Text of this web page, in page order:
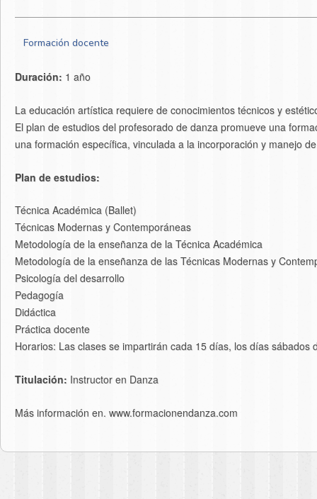
Formación docente
Duración: 1 año
La educación artística requiere de conocimientos técnicos y
El plan de estudios del profesorado de danza promueve una
una formación específica, vinculada a la incorporación y manejo
Plan de estudios:
Técnica Académica (Ballet)
Técnicas Modernas y Contemporáneas
Metodología de la enseñanza de la Técnica Académica
Metodología de la enseñanza de las Técnicas Modernas y
Psicología del desarrollo
Pedagogía
Didáctica
Práctica docente
Horarios: Las clases se impartirán cada 15 días, los días
Titulación: Instructor en Danza
Más información en. www.formacionendanza.com